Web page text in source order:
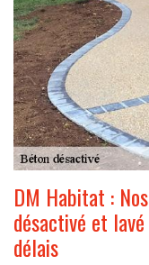
DM Habitat :
désactivé et
délais